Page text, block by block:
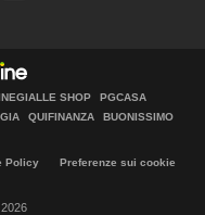
SHOP
PGCASA
QUIFINANZA
BUONISSIMO
Policy
Preferenze sui cookie